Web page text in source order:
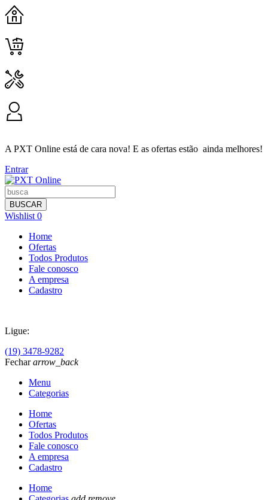
A PXT Online está de cara nova! E as ofertas estão ainda melhores!
Entrar
BUSCAR
Wishlist 0
Home
Ofertas
Todos Produtos
Fale conosco
A empresa
Cadastro
Ligue:
(19) 3478-9282
Fechararrow_back
Menu
Categorias
Home
Ofertas
Todos Produtos
Fale conosco
A empresa
Cadastro
Home